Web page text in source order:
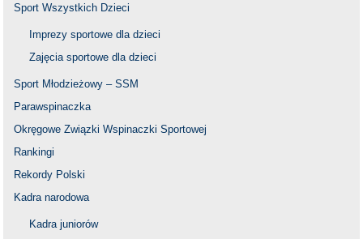
Sport Wszystkich Dzieci
Imprezy sportowe dla dzieci
Zajęcia sportowe dla dzieci
Sport Młodzieżowy – SSM
Parawspinaczka
Okręgowe Związki Wspinaczki Sportowej
Rankingi
Rekordy Polski
Kadra narodowa
Kadra juniorów